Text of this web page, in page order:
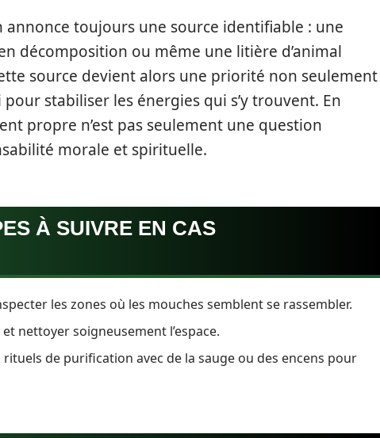
annonce toujours une source identifiable : une
décomposition ou même une litière d’animal
source devient alors une priorité non seulement
pour stabiliser les énergies qui s’y trouvent. En
propre n’est pas seulement une question
morale et spirituelle.
À SUIVRE EN CAS
les zones où les mouches semblent se rassembler.
nettoyer soigneusement l’espace.
de purification avec de la sauge ou des encens pour